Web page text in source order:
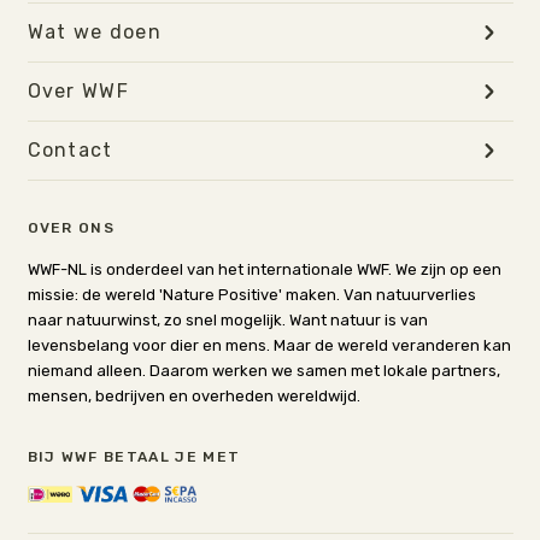
OVER ONS
WWF-NL is onderdeel van het internationale WWF. We zijn op een
missie: de wereld 'Nature Positive' maken. Van natuurverlies
naar natuurwinst, zo snel mogelijk. Want natuur is van
levensbelang voor dier en mens. Maar de wereld veranderen kan
niemand alleen. Daarom werken we samen met lokale partners,
mensen, bedrijven en overheden wereldwijd.
BIJ WWF BETAAL JE MET
Wat we doen
Over WWF
Contact